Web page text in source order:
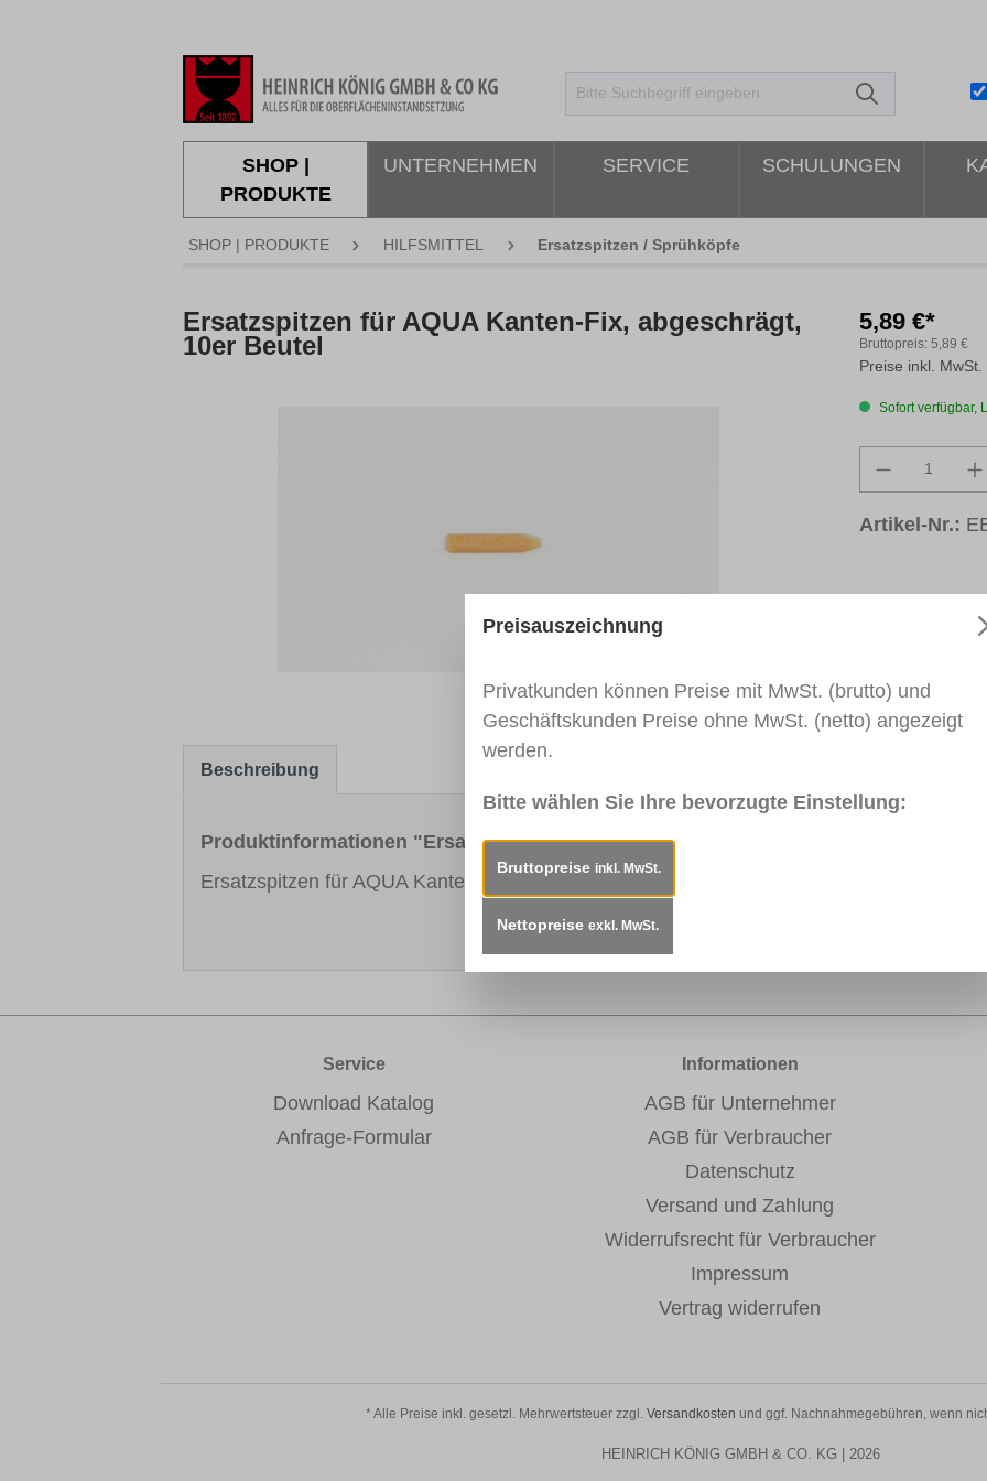
SHOP |
PRODUKTE
UNTERNEHMEN SERVICE SCHULUNGEN
SHOP | PRODUKTE HILFSMITTEL Ersatzspitzen / Sprühköpfe
Ersatzspitzen für AQUA Kanten-Fix, abgeschrägt,
10er Beutel
5,89 €*
Bruttopreis: 5,89 €
Preise inkl.
Sofort verfügbar,
Produkt
Artikel-Nr.:
Beschreibung
Produktinformationen "Ersatzspitzen für AQUA Kanten-Fix, abgeschrägt, 10er
Ersatzspitzen für AQUA Kanten-Fix, abgeschrägt.
Service
Download Katalog
Anfrage-Formular
Informationen
AGB für Unternehmer
AGB für Verbraucher
Datenschutz
Versand und Zahlung
Widerrufsrecht für Verbraucher
Impressum
Vertrag widerrufen
* Alle Preise inkl. gesetzl. Mehrwertsteuer zzgl. Versandkosten und ggf. Nachnahmegebühren, wenn
HEINRICH KÖNIG GMBH & CO. KG | 2026
Preisauszeichnung
Privatkunden können Preise mit MwSt. (brutto) und
Geschäftskunden Preise ohne MwSt. (netto) angezeigt
werden.
Bitte wählen Sie Ihre bevorzugte Einstellung:
Bruttopreise inkl. MwSt.
Nettopreise exkl. MwSt.